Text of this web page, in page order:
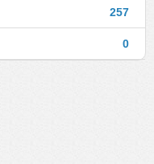
257
0